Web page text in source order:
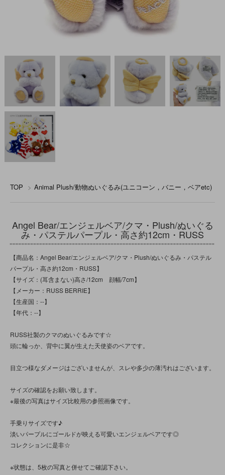
TOP > Animal Plush/動物ぬいぐるみ(ユニコーン，バニー，ベアetc)
Angel Bear/エンジェルベア/クマ・Plush/ぬいぐる
み・パステルパープル・高さ約12cm・RUSS
【商品名：Angel Bear/エンジェルベア/クマ・Plush/ぬいぐるみ・パステル
パープル・高さ約12cm・RUSS】
【サイズ：(耳含まない)高さ/12cm 顔幅/7cm】
【メーカー：RUSS BERRIE】
【生産国：--】
【年代：--】
RUSS社製のクマのぬいぐるみです☆
頭に輪っか、背中に翼が生えた天使姿のベアです。
目立つ様なダメージはございませんが、スレや多少の薄汚れはございます。
サイズの確認をお願い致します。
※最後の写真はサイズ比較用の参照画像です。
手乗りサイズです♪
淡いパープルにゴールドが映える可愛いエンジェルベアです◎
コレクションに是非☆
※状態は、5枚の写真と併せてご確認下さい。